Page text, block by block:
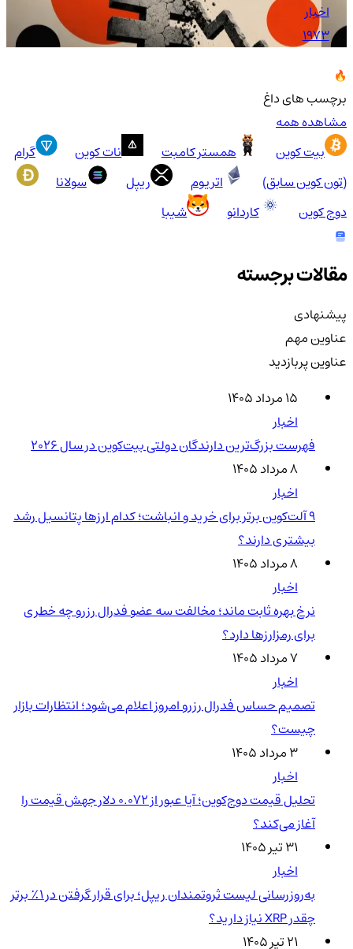
اخبار
1973
برچسب های داغ
مشاهده همه
بیت کوین
همستر کامبت نات کوین
گرام
(تون کوین سابق)
اتریوم ریپل
سولانا
دوج کوین
کاردانو شیبا
مقالات برجسته
پیشنهادی
عناوین مهم
عناوین پربازدید
۱۵ مرداد ۱۴۰۵
اخبار
فهرست بزرگ‌ترین دارندگان دولتی بیت‌کوین در سال 2026
۸ مرداد ۱۴۰۵
اخبار
۹ آلت‌کوین برتر برای خرید و انباشت؛ کدام ارزها پتانسیل رشد
بیشتری دارند؟
۸ مرداد ۱۴۰۵
اخبار
نرخ بهره ثابت ماند؛ مخالفت سه عضو فدرال رزرو چه خطری
برای رمزارزها دارد؟
۷ مرداد ۱۴۰۵
اخبار
تصمیم حساس فدرال رزرو امروز اعلام می‌شود؛ انتظارات بازار
چیست؟
۳ مرداد ۱۴۰۵
اخبار
تحلیل قیمت دوج‌کوین؛ آیا عبور از ۰.۰۷۲ دلار جهش قیمت را
آغاز می‌کند؟
۳۱ تیر ۱۴۰۵
اخبار
به‌روزرسانی لیست ثروتمندان ریپل؛ برای قرار گرفتن در ۱٪ برتر
چقدر XRP نیاز دارید؟
۲۱ تیر ۱۴۰۵